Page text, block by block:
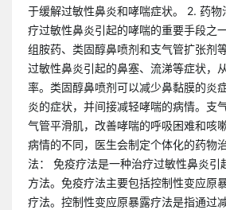
于缓解过敏性鼻炎和哮喘症状。 2. 药物
疗过敏性鼻炎引起的哮喘的重要手段之
组胺药、类固醇鼻喷剂和支气管扩张剂
过敏性鼻炎引起的鼻塞、流涕等症状，
率。类固醇鼻喷剂可以减少鼻黏膜的炎
炎的症状，并间接减轻哮喘的病情。支
气管平滑肌，改善哮喘的呼吸困难和咳
病情的不同，医生会制定个体化的药物
法： 免疫疗法是一种治疗过敏性鼻炎引
方法。免疫疗法主要包括控制性变应原
疗法。控制性变应原暴露疗法是指通过